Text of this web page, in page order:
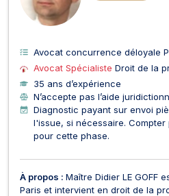
Avocat concurrence déloyale
Avocat Spécialiste Droit de la
35 ans d’expérience
N’accepte pas l’aide
Diagnostic payant sur envoi
l'issue, si nécessaire.
pour cette phase.
À propos : Maître Didier LE GOFF
Paris et intervient en droit de la